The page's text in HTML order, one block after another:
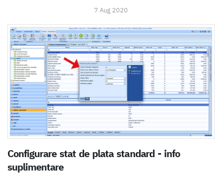
7 Aug 2020
Configurare stat de plata standard - info
suplimentare